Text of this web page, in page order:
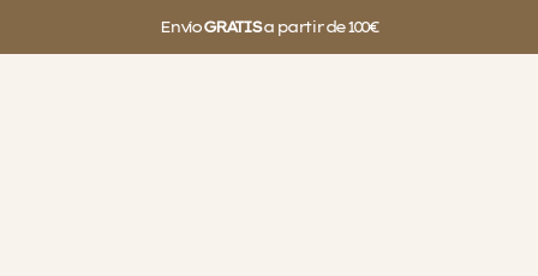
EnvíoGRATISa partir de 100€